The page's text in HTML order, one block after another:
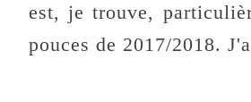
est, je trouve,
pouces de 2017/2018.